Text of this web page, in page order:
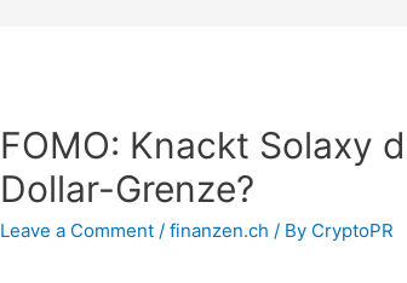
FOMO: Knackt Solaxy
Dollar-Grenze?
Leave a Comment /finanzen.ch / By CryptoPR